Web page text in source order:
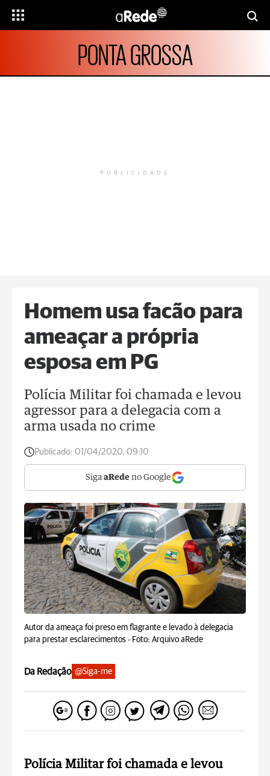
PONTA GROSSA
PUBLICIDADE
Homem usa facão para
ameaçar a própria
esposa em PG
Polícia Militar foi chamada e levou
agressor para a delegacia com a
arma usada no crime
Publicado: 01/04/2020, 09:10
Siga aRede no Google
Autor da ameaça foi preso em flagrante e levado à delegacia
para prestar esclarecimentos - Foto: Arquivo aRede
Da Redação @Siga-me
Polícia Militar foi chamada e levou